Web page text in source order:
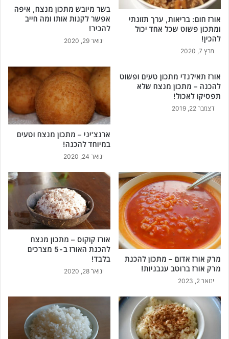
ס
פ
אורז חום: בריאות, ערך תזונתי
ומתכון פשוט שכל אחד יכול
להכין!
מרץ 7, 2020
בשר מיובש מתכון מנצח, איפה
אפשר לקנות אותו ומה חייב
להכיר!
ינואר 29, 2020
אורז תאילנדי מתכון טעים ופשוט
להכנה – מתכון מנצח שלא
תפסיקו לאכול!
דצמבר 22, 2019
ארנצ'יני – מתכון מנצח וטעים
במיוחד להכנה!
ינואר 24, 2020
מרק אורז אדום – מתכון להכנת
מרק אורז ברוטב עגבניות!
ינואר 2, 2023
אורז קוקוס – מתכון מנצח
להכנת האורז ב-5 מצרכים
בלבד!
ינואר 28, 2020